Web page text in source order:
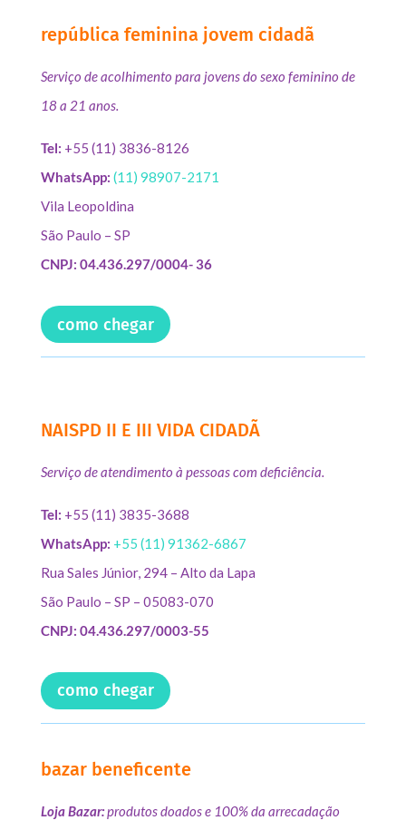
república feminina jovem cidadã
Serviço de acolhimento para jovens do sexo feminino de
18 a 21 anos.
Tel: +55 (11) 3836-8126
WhatsApp: (11) 98907-2171
Vila Leopoldina
São Paulo – SP
CNPJ: 04.436.297/0004- 36
como chegar
NAISPD II E III VIDA CIDADÃ
Serviço de atendimento à pessoas com deficiência.
Tel: +55 (11) 3835-3688
WhatsApp: +55 (11) 91362-6867
Rua Sales Júnior, 294 – Alto da Lapa
São Paulo – SP – 05083-070
CNPJ: 04.436.297/0003-55
como chegar
bazar beneficente
Loja Bazar:produtos doados e 100% da arrecadação